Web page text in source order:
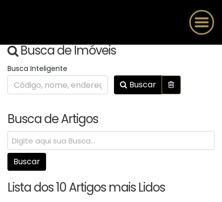
Busca de Imóveis
Busca Inteligente
Buscar
Busca de Artigos
Lista dos 10 Artigos mais Lidos